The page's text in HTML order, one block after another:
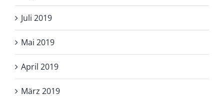
Juli 2019
Mai 2019
April 2019
März 2019